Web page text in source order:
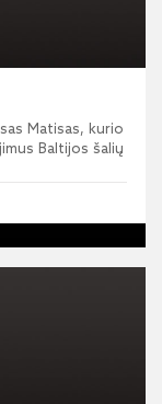
Matisas, kurio
Baltijos šalių